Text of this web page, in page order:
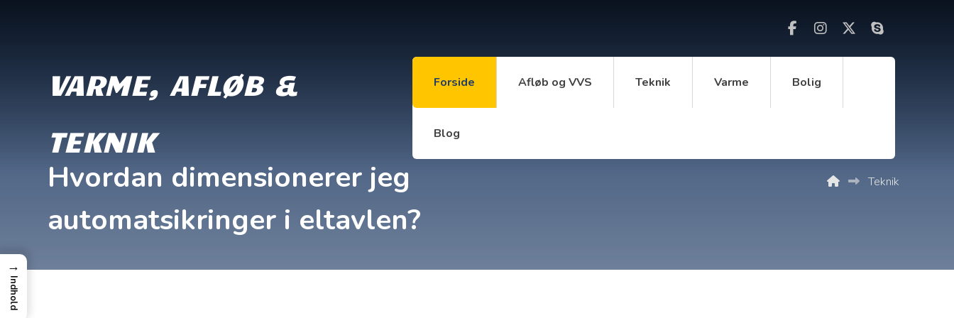
VARME, AFLØB &
TEKNIK
Forside Afløb og VVS Teknik Varme Bolig
Blog
Hvordan dimensionerer jeg
automatsikringer i eltavlen?
Teknik
→
Indhold